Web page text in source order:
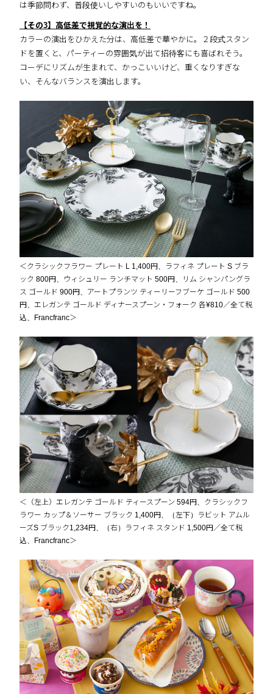
は季節問わず、普段使いしやすいのもいいですね。
【その3】高低差で視覚的な演出を！
カラーの演出をひかえた分は、高低差で華やかに。２段式スタン
ドを置くと、パーティーの雰囲気が出て招待客にも喜ばれそう。
コーデにリズムが生まれて、かっこいいけど、重くなりすぎな
い、そんなバランスを演出します。
＜クラシックフラワー プレート L 1,400円、ラフィネ プレート S ブラ
ック 800円、ウィシュリー ランチマット 500円、リム シャンパングラ
ス ゴールド 900円、アートプランツ ティーリーフブーケ ゴールド 500
円、エレガンテ ゴールド ディナースプーン・フォーク 各¥810／全て税
込、Francfranc＞
＜（左上）エレガンテ ゴールド ティースプーン 594円、クラシックフ
ラワー カップ＆ソーサー ブラック 1,400円、（左下）ラビット アムル
ーズS ブラック1,234円、（右）ラフィネ スタンド 1,500円／全て税
込、Francfranc＞